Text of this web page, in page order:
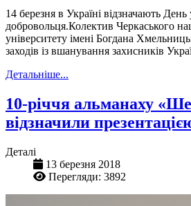
14 березня в Україні відзначають День
добровольця.Колектив Черкаського
університету імені Богдана
заходів із вшанування захисників
Детальніше...
10-річчя альманаху
відзначили
Деталі
13 березня 2018
Перегляди: 3892